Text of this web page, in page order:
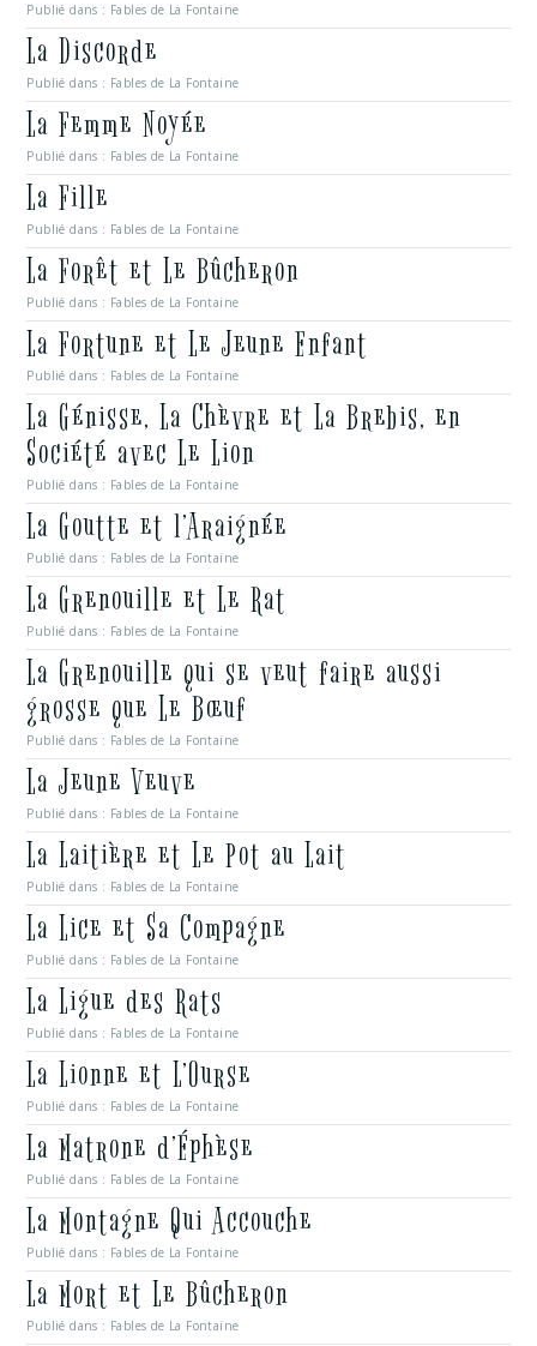
Publié dans : Fables de La Fontaine
La Discorde
Publié dans : Fables de La Fontaine
La Femme Noyée
Publié dans : Fables de La Fontaine
La Fille
Publié dans : Fables de La Fontaine
La Forêt et Le Bûcheron
Publié dans : Fables de La Fontaine
La Fortune et Le Jeune Enfant
Publié dans : Fables de La Fontaine
La Génisse, La Chèvre et La Brebis, en
Société avec Le Lion
Publié dans : Fables de La Fontaine
La Goutte et l’Araignée
Publié dans : Fables de La Fontaine
La Grenouille et Le Rat
Publié dans : Fables de La Fontaine
La Grenouille qui se veut faire aussi
grosse que Le Bœuf
Publié dans : Fables de La Fontaine
La Jeune Veuve
Publié dans : Fables de La Fontaine
La Laitière et Le Pot au Lait
Publié dans : Fables de La Fontaine
La Lice et Sa Compagne
Publié dans : Fables de La Fontaine
La Ligue des Rats
Publié dans : Fables de La Fontaine
La Lionne et L’Ourse
Publié dans : Fables de La Fontaine
La Matrone d’Éphèse
Publié dans : Fables de La Fontaine
La Montagne Qui Accouche
Publié dans : Fables de La Fontaine
La Mort et Le Bûcheron
Publié dans : Fables de La Fontaine